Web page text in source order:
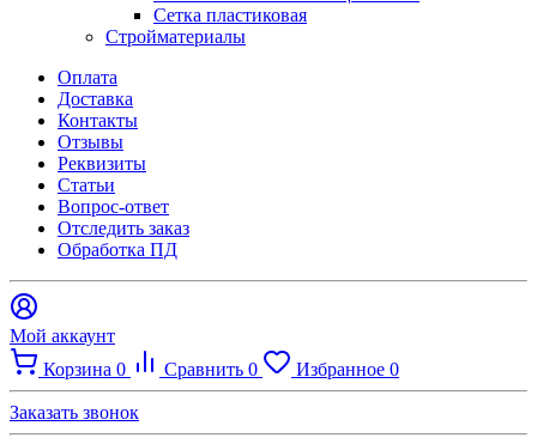
Сетка пластиковая
Стройматериалы
Оплата
Доставка
Контакты
Отзывы
Реквизиты
Статьи
Вопрос-ответ
Отследить заказ
Обработка ПД
Мой аккаунт
Корзина 0 Сравнить 0 Избранное 0
Заказать звонок